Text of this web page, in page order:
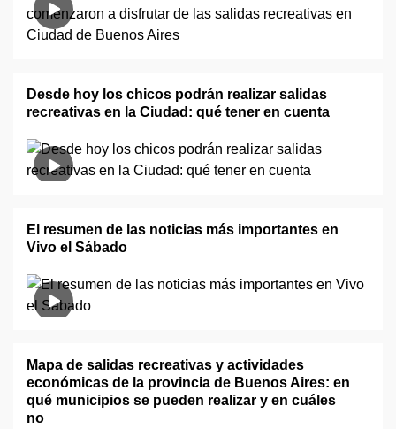
Desde hoy los chicos podrán realizar salidas
recreativas en la Ciudad: qué tener en cuenta
El resumen de las noticias más importantes en
Vivo el Sábado
Mapa de salidas recreativas y actividades
económicas de la provincia de Buenos Aires: en
qué municipios se pueden realizar y en cuáles
no